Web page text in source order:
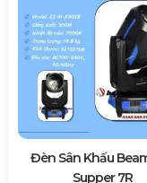
Đèn Sân Khấu
Supper 7R